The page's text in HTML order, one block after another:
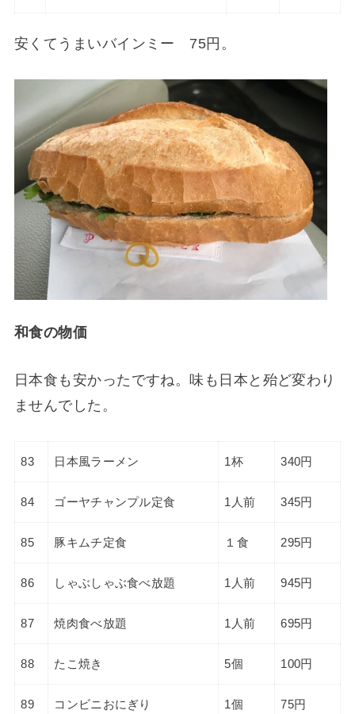
安くてうまいバインミー 75円。
和食の物価
日本食も安かったですね。味も日本と殆ど変わり
ませんでした。
83 日本風ラーメン 1杯 340円
84 ゴーヤチャンプル定食 1人前 345円
85 豚キムチ定食 １食 295円
86 しゃぶしゃぶ食べ放題 1人前 945円
87 焼肉食べ放題 1人前 695円
88 たこ焼き 5個 100円
89 コンビニおにぎり 1個 75円